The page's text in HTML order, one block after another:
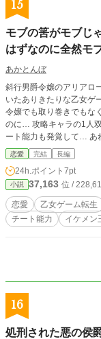
15
モブの筈がモブじ
はずなのに全然モ
あかとんぼ
斜行男爵令嬢のアリアロ
いたありきたりな乙女ゲ
令嬢でも取り巻きでもな
のに… 攻略キャラの1人双子王太子の弟と出会った事により主人公級の活躍にチ
ート能力も発覚して… あれ、私はモブじゃなかったのでしょうか？！ ＊文や言
い回しなど初めから読み
が通ってない所もあるか
恋愛 完結 長編
24h.ポイント 7pt
小説 37,163 位 /
恋愛 乙女ゲーム転生
チート能力
イケメン
16
処刑された悪の侯